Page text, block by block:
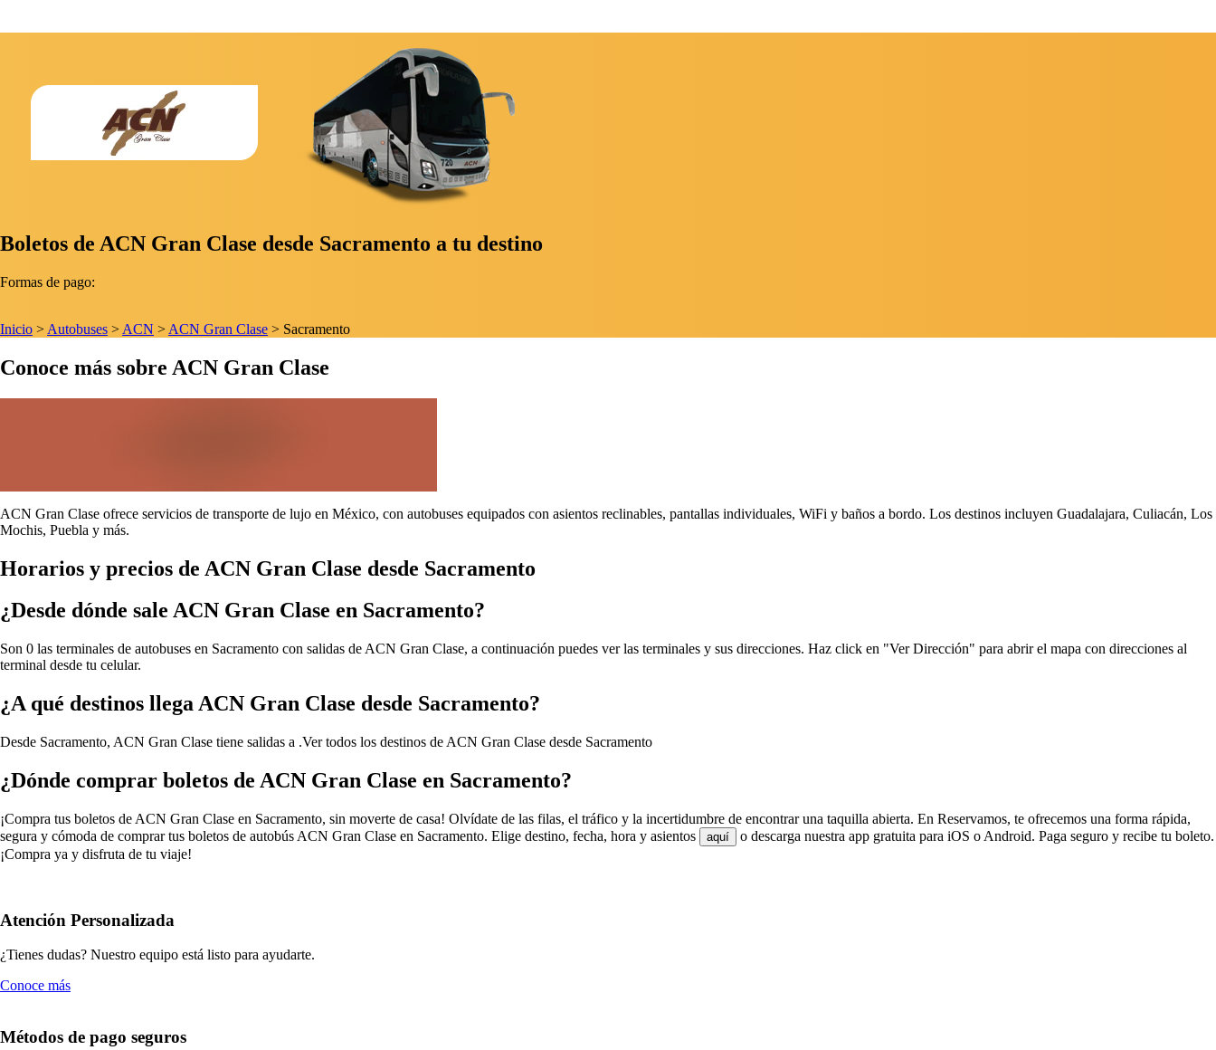
Boletos de ACN Gran Clase desde Sacramento a tu destino
Formas de pago:
Inicio > Autobuses > ACN > ACN Gran Clase > Sacramento
Conoce más sobre ACN Gran Clase
ACN Gran Clase ofrece servicios de transporte de lujo en México, con autobuses equipados con asientos reclinables, pantallas individuales, WiFi y baños a bordo. Los destinos incluyen Guadalajara, Culiacán, Los
Mochis, Puebla y más.
Horarios y precios de ACN Gran Clase desde Sacramento
¿Desde dónde sale ACN Gran Clase en Sacramento?
Son 0 las terminales de autobuses en Sacramento con salidas de ACN Gran Clase, a continuación puedes ver las terminales y sus direcciones. Haz click en "Ver Dirección" para abrir el mapa con direcciones al
terminal desde tu celular.
¿A qué destinos llega ACN Gran Clase desde Sacramento?
Desde Sacramento, ACN Gran Clase tiene salidas a .Ver todos los destinos de ACN Gran Clase desde Sacramento
¿Dónde comprar boletos de ACN Gran Clase en Sacramento?
¡Compra tus boletos de ACN Gran Clase en Sacramento, sin moverte de casa! Olvídate de las filas, el tráfico y la incertidumbre de encontrar una taquilla abierta. En Reservamos, te ofrecemos una forma rápida,
segura y cómoda de comprar tus boletos de autobús ACN Gran Clase en Sacramento. Elige destino, fecha, hora y asientos
aquí
o descarga nuestra app gratuita para iOS o Android. Paga seguro y recibe tu boleto.
¡Compra ya y disfruta de tu viaje!
Atención Personalizada
¿Tienes dudas? Nuestro equipo está listo para ayudarte.
Conoce más
Métodos de pago seguros